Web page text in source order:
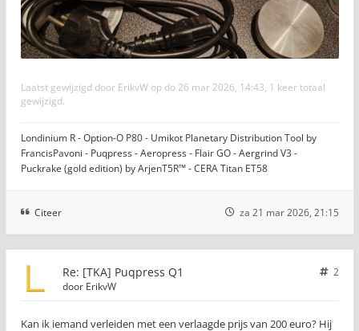
Laatst gewijzigd door ErikvW op do 26 mar 2026, 14:43, 1 keer totaal
gewijzigd.
Londinium R - Option-O P80 - Umikot Planetary Distribution Tool by
FrancisPavoni - Puqpress - Aeropress - Flair GO - Aergrind V3 -
Puckrake (gold edition) by ArjenT5R™ - CERA Titan ET58
Citeer za 21 mar 2026, 21:15
Re: [TKA] Puqpress Q1
2
door ErikvW
Kan ik iemand verleiden met een verlaagde prijs van 200 euro? Hij